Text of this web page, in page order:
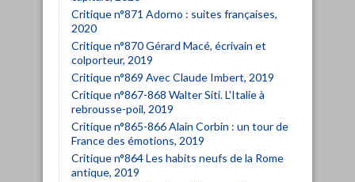
Critique n°871 Adorno : suites françaises,
2020
Critique n°870 Gérard Macé, écrivain et
colporteur, 2019
Critique n°869 Avec Claude Imbert, 2019
Critique n°867-868 Walter Siti. L'Italie à
rebrousse-poil, 2019
Critique n°865-866 Alain Corbin : un tour de
France des émotions, 2019
Critique n°864 Les habits neufs de la Rome
antique, 2019